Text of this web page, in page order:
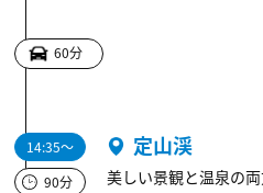
60分
14:35～
90分
定山渓
美しい景観と温泉の